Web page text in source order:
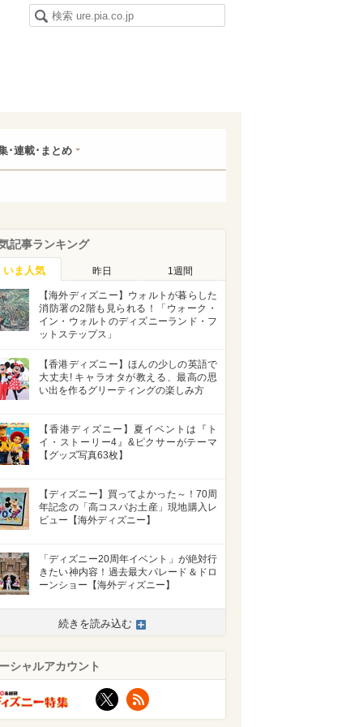
･連載･まとめ
記事ランキング
いま人気 昨日 1週間
【海外ディズニー】ウォルトが暮らした
消防署の2階も見られる！「ウォーク・
イン・ウォルトのディズニーランド・フ
ットステップス」
【香港ディズニー】ほんの少しの英語で
大丈夫! キャラオタが教える、最高の思
い出を作るグリーティングの楽しみ方
【香港ディズニー】夏イベントは『ト
イ・ストーリー4』&ピクサーがテーマ
【グッズ写真63枚】
【ディズニー】買ってよかった～！70周
年記念の「高コスパお土産」現地購入レ
ビュー【海外ディズニー】
「ディズニー20周年イベント」が絶対行
きたい神内容！過去最大パレード＆ドロ
ーンショー【海外ディズニー】
続きを読み込む
シャルアカウント
X